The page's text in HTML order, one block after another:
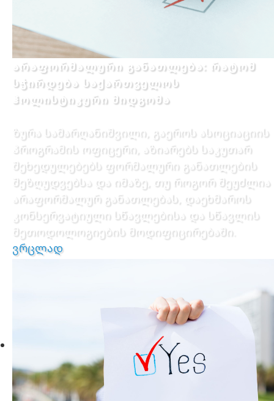
არაფორმალური განათლება: რატომ
სჭირდება საქართველოს
ჰოლისტიკური მიდგომა
ზურა სამარღანიშვილი, გაეროს ასოციაციის
პროგრამის ოფიცერი, აზიარებს საკუთარ
შეხედულებებს ფორმალური განათლების
შეზღუდვებსა და იმაზე, თუ როგორ შეუძლია
არაფორმალურ განათლებას, დაეხმაროს
კონსერვატიული სწავლებისა და სწავლის
მეთოდოლოგიების მოდიფიცირებაში.
ვრცლად